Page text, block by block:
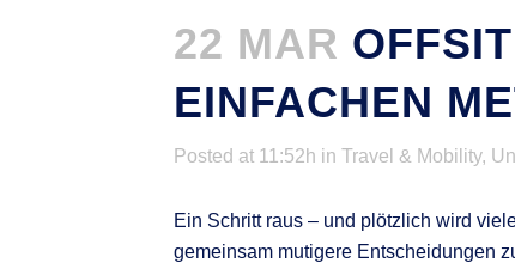
22 MAR
EINFACHEN
Posted at 11:52h in Travel & Mobility,
Ein Schritt raus – und plötzlich wird
gemeinsam mutigere Entscheidungen